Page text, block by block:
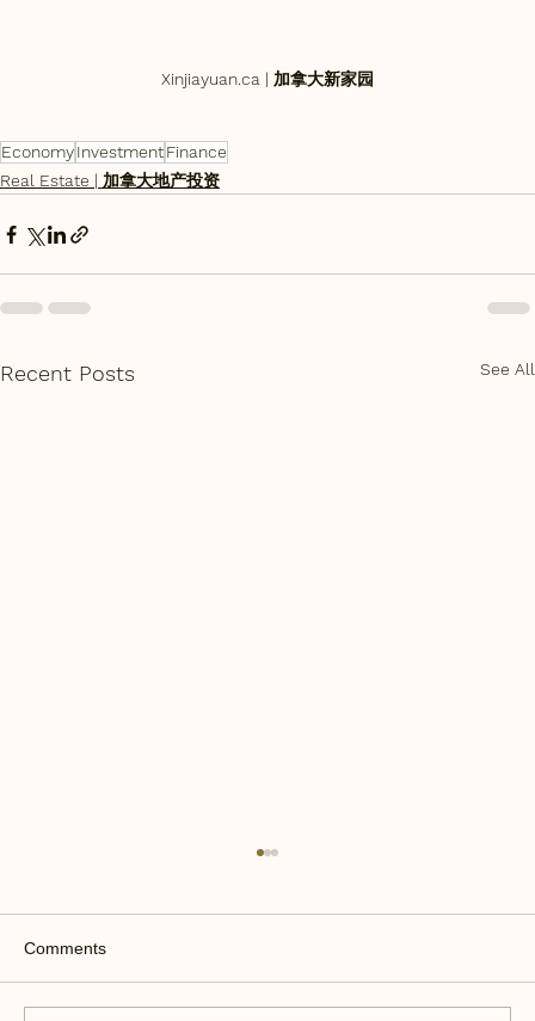
Xinjiayuan.ca | 加拿大新家园
EconomyInvestmentFinance
Real Estate | 加拿大地产投资
Recent Posts See All
Comments